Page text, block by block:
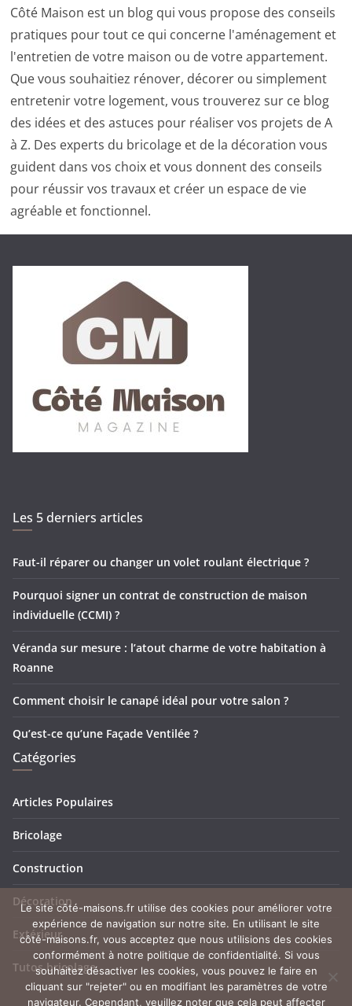
Côté Maison est un blog qui vous propose des conseils
pratiques pour tout ce qui concerne l'aménagement et
l'entretien de votre maison ou de votre appartement.
Que vous souhaitiez rénover, décorer ou simplement
entretenir votre logement, vous trouverez sur ce blog
des idées et des astuces pour réaliser vos projets de A
à Z. Des experts du bricolage et de la décoration vous
guident dans vos choix et vous donnent des conseils
pour réussir vos travaux et créer un espace de vie
agréable et fonctionnel.
Les 5 derniers articles
Faut-il réparer ou changer un volet roulant électrique ?
Pourquoi signer un contrat de construction de maison
individuelle (CCMI) ?
Véranda sur mesure : l’atout charme de votre habitation à
Roanne
Comment choisir le canapé idéal pour votre salon ?
Qu’est-ce qu’une Façade Ventilée ?
Catégories
Articles Populaires
Bricolage
Construction
Décoration
Extérieur
Tutos bricolage
Le site côté-maisons.fr utilise des cookies pour améliorer votre
expérience de navigation sur notre site. En utilisant le site
côté-maisons.fr, vous acceptez que nous utilisions des cookies
conformément à notre politique de confidentialité. Si vous
souhaitez désactiver les cookies, vous pouvez le faire en
cliquant sur "rejeter" ou en modifiant les paramètres de votre
navigateur. Cependant, veuillez noter que cela peut affecter